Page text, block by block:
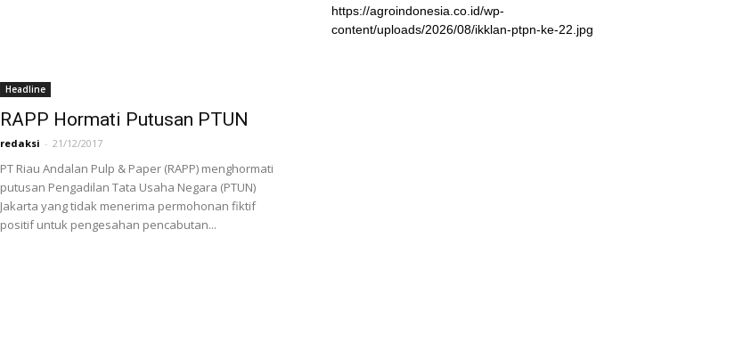
Headline
RAPP Hormati Putusan PTUN
redaksi - 21/12/2017
PT Riau Andalan Pulp & Paper (RAPP) menghormati
putusan Pengadilan Tata Usaha Negara (PTUN)
Jakarta yang tidak menerima permohonan fiktif
positif untuk pengesahan pencabutan...
https://agroindonesia.co.id/wp-
content/uploads/2026/08/ikklan-ptpn-ke-22.jpg